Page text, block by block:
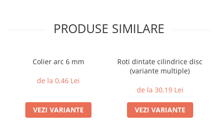
PRODUSE SIMILARE
Colier arc 6 mm
de la 0,46 Lei
VEZI VARIANTE
Roti dintate cilindrice disc
(variante multiple)
de la 30,19 Lei
VEZI VARIANTE